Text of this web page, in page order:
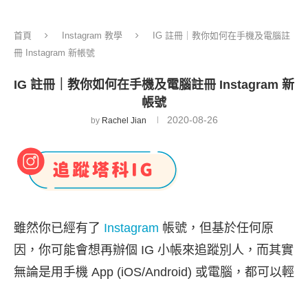
首頁 Instagram 教學
IG 註冊｜教你如何在手機及電腦註
冊 Instagram 新帳號
IG 註冊｜教你如何在手機及電腦註冊 Instagram 新
帳號
by Rachel Jian 2020-08-26
雖然你已經有了 Instagram 帳號，但基於任何原
因，你可能會想再辦個 IG 小帳來追蹤別人，而其實
無論是用手機 App (iOS/Android) 或電腦，都可以輕